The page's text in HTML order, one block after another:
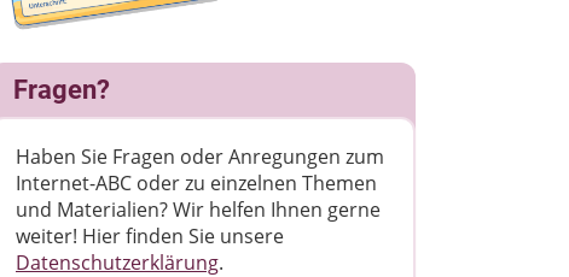
Fragen?
Haben Sie Fragen oder Anregungen zum
Internet-ABC oder zu einzelnen Themen
und Materialien? Wir helfen Ihnen gerne
weiter! ​Hier finden Sie unsere
Datenschutzerklärung.